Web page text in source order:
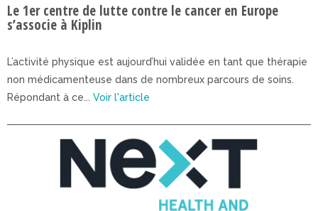
Le 1er centre de lutte contre le cancer en Europe
s’associe à Kiplin
L’activité physique est aujourd’hui validée en tant que thérapie
non médicamenteuse dans de nombreux parcours de soins.
Répondant à ce... Voir l'article